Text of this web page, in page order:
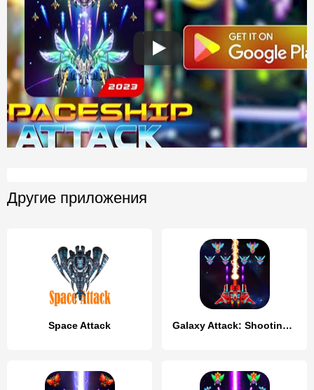
Другие приложения
Space Attack Galaxy Attack: Shooting Game